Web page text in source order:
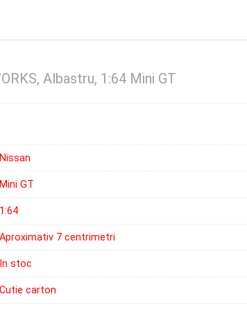
Albastru, 1:64 Mini GT
Nissan
Mini GT
1:64
Aproximativ 7 centrimetri
In stoc
Cutie carton